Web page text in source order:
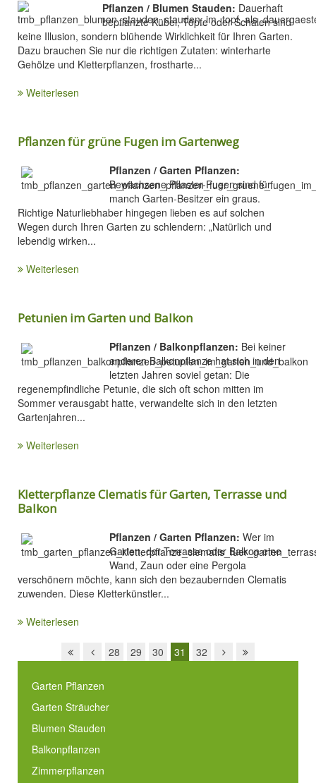
Pflanzen / Blumen Stauden: Dauerhaft
bepflanzte Kübel, Töpfe oder Schalen sind
keine Illusion, sondern blühende Wirklichkeit für Ihren Garten.
Dazu brauchen Sie nur die richtigen Zutaten: winterharte
Gehölze und Kletterpflanzen, frostharte...
Weiterlesen
Pflanzen für grüne Fugen im Gartenweg
Pflanzen / Garten Pflanzen:
Bewachsene Pflaster-Fugen sind für
manch Garten-Besitzer ein graus.
Richtige Naturliebhaber hingegen lieben es auf solchen
Wegen durch Ihren Garten zu schlendern: „Natürlich und
lebendig wirken...
Weiterlesen
Petunien im Garten und Balkon
Pflanzen / Balkonpflanzen: Bei keiner
anderen Balkonpflanze hat sich in den
letzten Jahren soviel getan: Die
regenempfindliche Petunie, die sich oft schon mitten im
Sommer verausgabt hatte, verwandelte sich in den letzten
Gartenjahren...
Weiterlesen
Kletterpflanze Clematis für Garten, Terrasse und
Balkon
Pflanzen / Garten Pflanzen: Wer im
Garten, der Terrasse oder Balkon eine
Wand, Zaun oder eine Pergola
verschönern möchte, kann sich den bezaubernden Clematis
zuwenden. Diese Kletterkünstler...
Weiterlesen
28 29 30 31 32
Garten Pflanzen
Garten Sträucher
Blumen Stauden
Balkonpflanzen
Zimmerpflanzen